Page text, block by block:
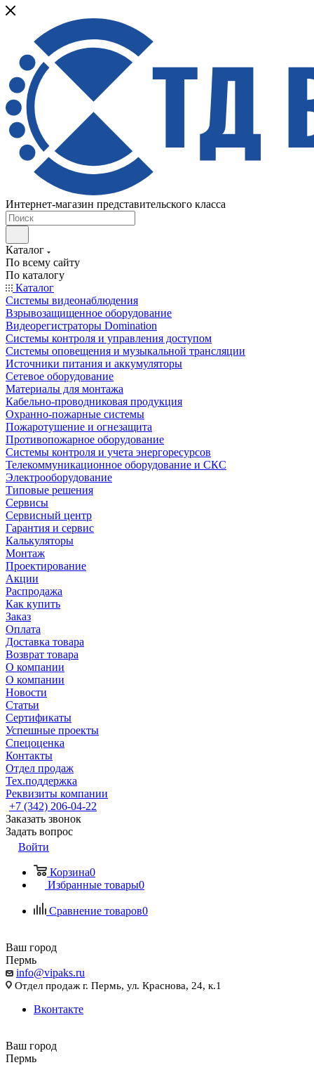
Интернет-магазин представительского класса
Каталог
По всему сайту
По каталогу
Каталог
Системы видеонаблюдения
Взрывозащищенное оборудование
Видеорегистраторы Domination
Системы контроля и управления доступом
Системы оповещения и музыкальной трансляции
Источники питания и аккумуляторы
Сетевое оборудование
Материалы для монтажа
Кабельно-проводниковая продукция
Охранно-пожарные системы
Пожаротушение и огнезащита
Противопожарное оборудование
Системы контроля и учета энергоресурсов
Телекоммуникационное оборудование и СКС
Электрооборудование
Типовые решения
Сервисы
Сервисный центр
Гарантия и сервис
Калькуляторы
Монтаж
Проектирование
Акции
Распродажа
Как купить
Заказ
Оплата
Доставка товара
Возврат товара
О компании
О компании
Новости
Статьи
Сертификаты
Успешные проекты
Спецоценка
Контакты
Отдел продаж
Тех.поддержка
Реквизиты компании
+7 (342) 206-04-22
Заказать звонок
Задать вопрос
Войти
Корзина0
Избранные товары0
Сравнение товаров0
Ваш город
Пермь
info@vipaks.ru
Отдел продаж г. Пермь, ул. Краснова, 24, к.1
Вконтакте
Ваш город
Пермь